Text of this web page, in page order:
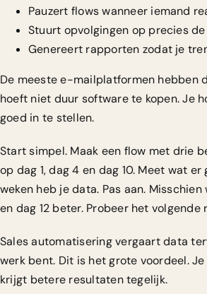
Pauzert flows wanneer iemand
Stuurt opvolgingen op precies
Genereert rapporten zodat je
De meeste e-mailplatformen hebben
hoeft niet duur software te kopen. Je
goed in te stellen.
Start simpel. Maak een flow met drie
op dag 1, dag 4 en dag 10. Meet wat
weken heb je data. Pas aan.
en dag 12 beter. Probeer het volgende
Sales automatisering vergaart data
werk bent. Dit is het grote voordeel.
krijgt betere resultaten tegelijk.